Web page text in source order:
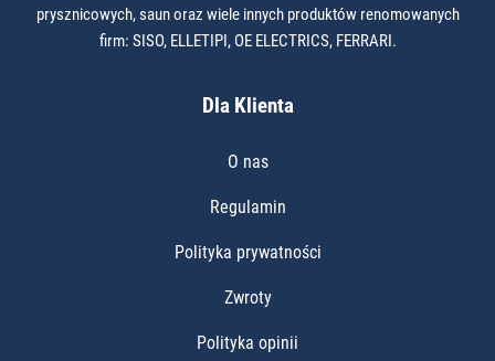
prysznicowych, saun oraz wiele innych produktów renomowanych
firm: SISO, ELLETIPI, OE ELECTRICS, FERRARI.
Dla Klienta
O nas
Regulamin
Polityka prywatności
Zwroty
Polityka opinii